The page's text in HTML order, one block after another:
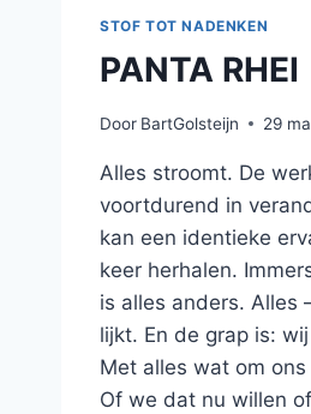
STOF TOT NADENKEN
PANTA RHEI
Door BartGolsteijn 29
Alles stroomt. De
voortdurend in
kan een identieke
keer herhalen.
is alles anders. Alles
lijkt. En de grap is:
Met alles wat om
Of we dat nu willen